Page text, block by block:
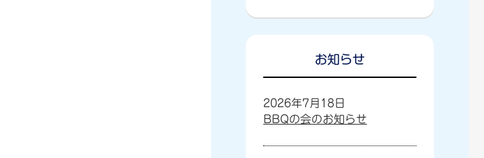
お知らせ
2026年7月18日
BBQの会のお知らせ